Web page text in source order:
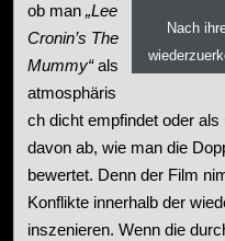
Nach
ob man„Lee
Cronin’s The
Mummy“als
atmosphäris
ch dicht empfindet oder
davon ab, wie man die
bewertet. Denn der Film
Konflikte innerhalb der
inszenieren. Wenn die